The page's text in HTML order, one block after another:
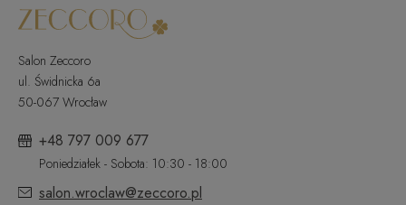
Salon Zeccoro
ul. Świdnicka 6a
50-067 Wrocław
+48 797 009 677
Poniedziałek - Sobota: 10:30 - 18:00
salon.wroclaw@zeccoro.pl